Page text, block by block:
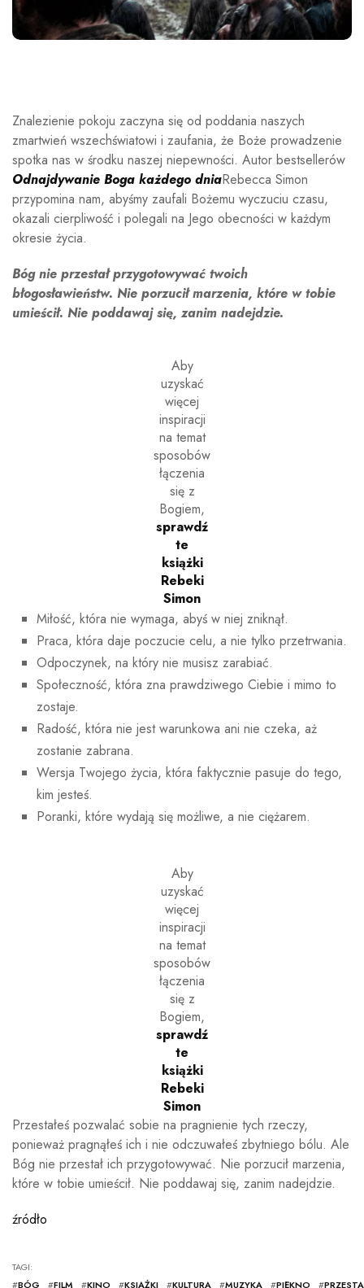
Znalezienie pokoju zaczyna się od poddania naszych
zmartwień wszechświatowi i zaufania, że ​​Boże prowadzenie
spotka nas w środku naszej niepewności. Autor bestsellerów
Odnajdywanie Boga każdego dniaRebecca Simon
przypomina nam, abyśmy zaufali Bożemu wyczuciu czasu,
okazali cierpliwość i polegali na Jego obecności w każdym
okresie życia.
Bóg nie przestał przygotowywać twoich
błogosławieństw. Nie porzucił marzenia, które w tobie
umieścił. Nie poddawaj się, zanim nadejdzie.
Aby
uzyskać
więcej
inspiracji
na temat
sposobów
łączenia
się z
Bogiem,
sprawdź
te
książki
Rebeki
Simon
Miłość, która nie wymaga, abyś w niej zniknął.
Praca, która daje poczucie celu, a nie tylko przetrwania.
Odpoczynek, na który nie musisz zarabiać.
Społeczność, która zna prawdziwego Ciebie i mimo to
zostaje.
Radość, która nie jest warunkowa ani nie czeka, aż
zostanie zabrana.
Wersja Twojego życia, która faktycznie pasuje do tego,
kim jesteś.
Poranki, które wydają się możliwe, a nie ciężarem.
Aby
uzyskać
więcej
inspiracji
na temat
sposobów
łączenia
się z
Bogiem,
sprawdź
te
książki
Rebeki
Simon
Przestałeś pozwalać sobie na pragnienie tych rzeczy,
ponieważ pragnąłeś ich i nie odczuwałeś zbytniego bólu. Ale
Bóg nie przestał ich przygotowywać. Nie porzucił marzenia,
które w tobie umieścił. Nie poddawaj się, zanim nadejdzie.
źródło
TAGI:
#BÓG #FILM #KINO #KSIĄŻKI #KULTURA #MUZYKA #PIĘKNO #